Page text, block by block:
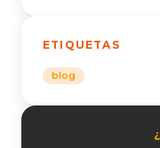
ETIQUETAS
blog